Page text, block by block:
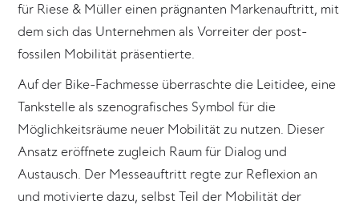
für Riese & Müller einen prägnanten Markenauftritt, mit
dem sich das Unternehmen als Vorreiter der post-
fossilen Mobilität präsentierte.
Auf der Bike-Fachmesse überraschte die Leitidee, eine
Tankstelle als szenografisches Symbol für die
Möglichkeitsräume neuer Mobilität zu nutzen. Dieser
Ansatz eröffnete zugleich Raum für Dialog und
Austausch. Der Messeauftritt regte zur Reflexion an
und motivierte dazu, selbst Teil der Mobilität der